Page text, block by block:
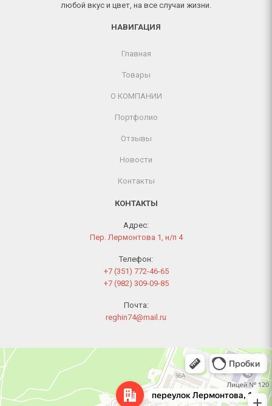
любой вкус и цвет, на все случаи жизни.
НАВИГАЦИЯ
Главная
Товары
О КОМПАНИИ
Портфолио
Отзывы
Новости
Контакты
КОНТАКТЫ
Адрес:
Пер. Лермонтова 1, н/п 4
Телефон:
+7 (351) 772-46-65
+7 (982) 309-09-85
Почта:
reghin74@mail.ru
Челябинск
Переулок Лермонтова, 1 — Яндекс Карты